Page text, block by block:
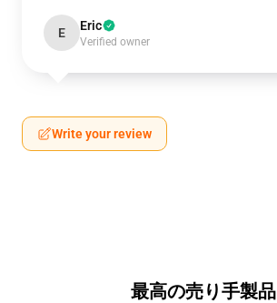
E Eric
Verified owner
Write your review
最高の売り手製品